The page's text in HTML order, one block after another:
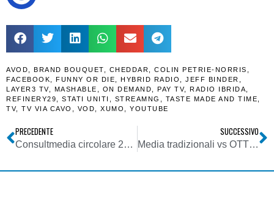
AVOD BRAND BOUQUET CHEDDAR COLIN PETRIE-NORRIS
FACEBOOK
FUNNY OR DIE HYBRID RADIO JEFF BINDER
LAYER3 TV, MASHABLE ON DEMAND PAY TV, RADIO IBRIDA
REFINERY29
STATI UNITI STREAMNG TASTE MADE AND TIME
TV, TV VIA CAVO VOD XUMO YOUTUBE
PRECEDENTE
Consultmedia circolare 25102017 decreto direttoriale Mise 24102017 su voucher per investimenti per la digitalizzazione delle pmi (completa)
SUCCESSIVO
Media tradizionali vs OTT Web. Contenuti “locali” chiave di svolta nella guerra vs Google & C.